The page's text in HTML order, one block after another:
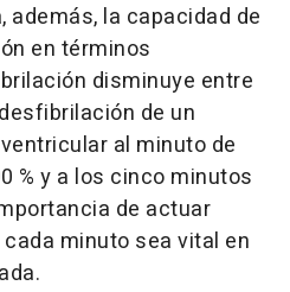
además, la capacidad de
en términos
disminuye entre
de un
al minuto de
% y a los cinco minutos
de actuar
minuto sea vital en